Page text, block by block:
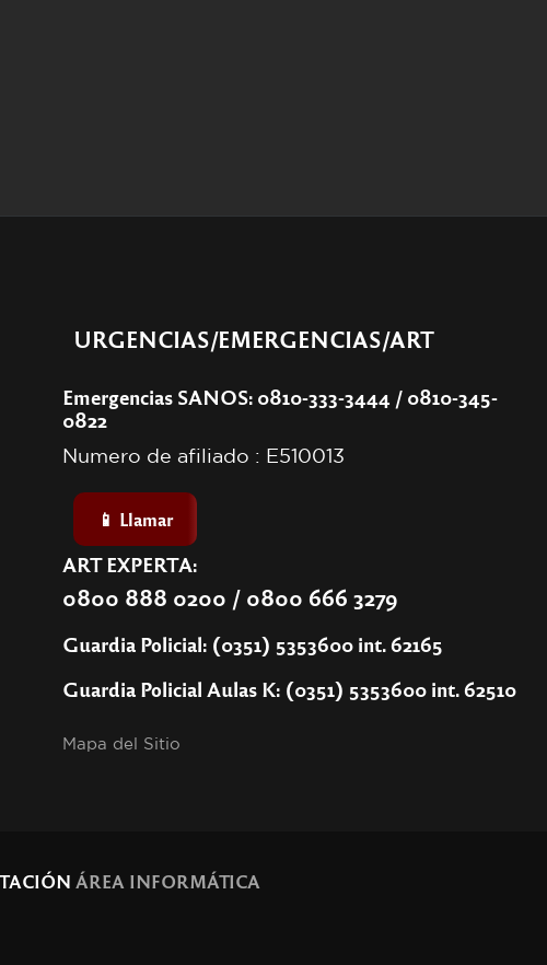
URGENCIAS/EMERGENCIAS/ART
Emergencias SANOS: 0810-333-3444 / 0810-345-
0822
Numero de afiliado : E510013
📱 Llamar
ART EXPERTA:
0800 888 0200 / 0800 666 3279
Guardia Policial: (0351) 5353600 int. 62165
Guardia Policial Aulas K: (0351) 5353600 int. 62510
Mapa del Sitio
ÁREA INFORMÁTICA